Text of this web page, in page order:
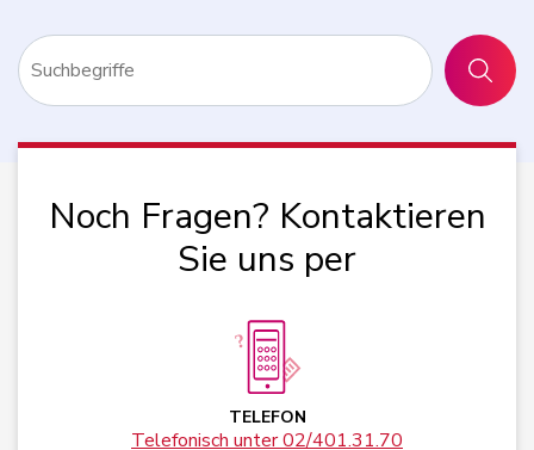
SUCHEN
Noch Fragen? Kontaktieren
Sie uns per
TELEFON
Telefonisch unter 02/401.31.70